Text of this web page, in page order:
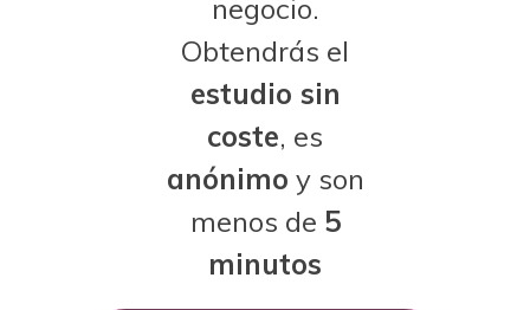
negocio.
Obtendrás el
estudio sin
coste, es
anónimo y son
menos de 5
minutos